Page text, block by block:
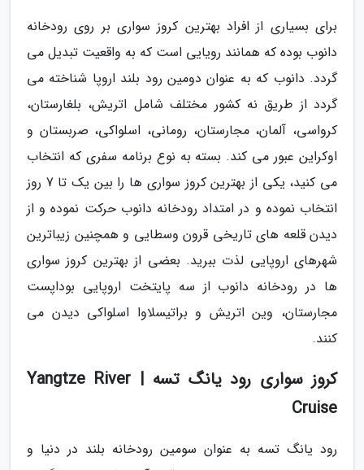
برای بسیاری از افراد بهترین کروز سواری بر روی رودخانه
دانوب بوده که همانند رویایی است که به واقعیت تبدیل می
گردد. دانوب که به عنوان دومین رود بلند اروپا شناخته می
گردد از طریق نه کشور مختلف شامل اتریش، بلغارستان،
کرواسی، آلمان، مجارستان، رومانی، اسلواکی، صربستان و
اوکراین عبور می کند. بسته به نوع برنامه سفری که انتخاب
می کنید، یکی از بهترین کروز سواری ها را بین یک تا 7 روز
انتخاب نموده و در امتداد رودخانه دانوب حرکت نموده و از
دیدن قلعه های تاریخی قرون وسطایی و همچنین زیباترین
شهرهای اروپایی لذت ببرید. بعضی از بهترین کروز سواری
ها در رودخانه دانوب از سه پایتخت اروپایی بوداپست
مجارستان، وین اتریش و براتیسلاوا اسلواکی دیدن می
کنند.
کروز سواری رود یانگ تسه | Yangtze River
Cruise
رود یانگ تسه به عنوان سومین رودخانه بلند در دنیا و